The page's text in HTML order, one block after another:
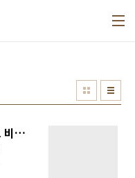
자신이 알고 있는 지식, 정보라 해도 비웃지 마라! 누군가에게는 애타게 찾고 있는 보물일 수 있다.